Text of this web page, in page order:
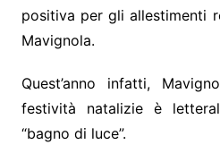
positiva per gli allestimenti
Mavignola.
Quest’anno infatti,
festività natalizie è
“bagno di luce”.